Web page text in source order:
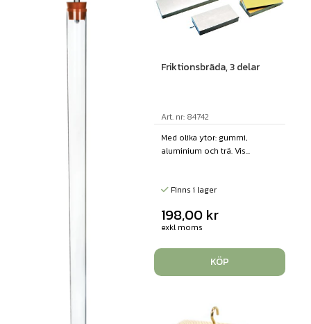
Friktionsbräda, 3 delar
Art. nr: 84742
Med olika ytor: gummi,
aluminium och trä. Vis...
Finns i lager
198,00 kr
exkl moms
KÖP